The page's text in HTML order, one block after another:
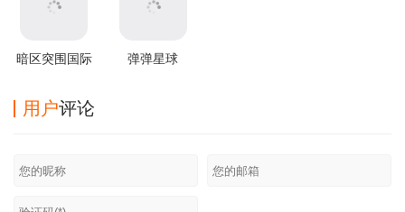
暗区突围国际
弹弹星球
用户评论